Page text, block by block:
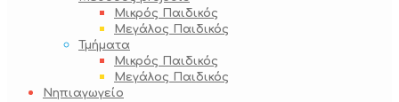
Μικρός Παιδικός
Μεγάλος Παιδικός
Τμήματα
Μικρός Παιδικός
Μεγάλος Παιδικός
Νηπιαγωγείο